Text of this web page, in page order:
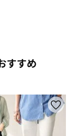
すすめ